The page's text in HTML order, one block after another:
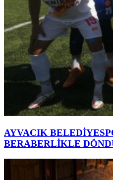
AYVACIK
BERABERLİKLE